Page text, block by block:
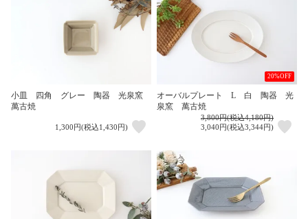
小皿 四角 グレー 陶器 光泉窯
萬古焼
1,300円(税込1,430円)
20%OFF
オーバルプレート L 白 陶器 光
泉窯 萬古焼
3,800円(税込4,180円)
3,040円(税込3,344円)